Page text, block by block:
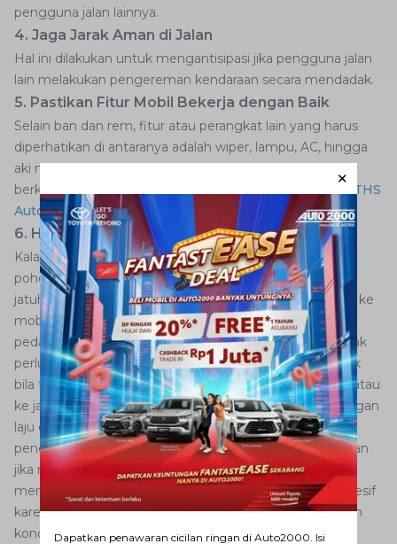
pengguna jalan lainnya.
4. Jaga Jarak Aman di Jalan
Hal ini dilakukan untuk mengantisipasi jika pengguna jalan
lain melakukan pengereman kendaraan secara mendadak.
5. Pastikan Fitur Mobil Bekerja dengan Baik
Selain ban dan rem, fitur atau perangkat lain yang harus
diperhatikan di antaranya adalah wiper, lampu, AC, hingga
aki mobil.Pastikan kondisinya dengan melakukan servis
berkala di bengkel Auto2000 atau mengorder layanan
THS
Auto2000 Home Service
6. Hindari Pohon atau Obyek Besar Tumbang
Kalau tiba-tiba di depan AutoFamily ada obyek seperti
pohon tumbang akibat angin kencang, perhatikan arah
jatuh dari obyek tersebut. Bila jatuhnya tidak mengarah ke
mobil atau jalur jalan yang dilalui, cukup angkat kaki dari
pedal gas sembari waspada kondisi sekeliling mobil. Tidak
perlu manuver menghindar atau mengerem mendadak
bila tidak diperlukan. Jika jatuhnya obyek ke arah mobil atau
ke jalur yang akan AutoFamily lewati, lakukan pengurangan
laju dengan melakukan pengereman, sesuaikan daya
pengereman dengan situasi di lapangan. Kalau aman dan
jika memang dibutuhkan, segera lakukan manuver
menghindar ke arah berlawanan. Tapi jangan terlalu agresif
karena biasanya kondisi jalan licin, dan sekali lagi pastikan
kondisi jalan aman.
Dapatkan penawaran cicilan ringan di Auto2000. Isi